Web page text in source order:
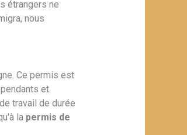
étrangers ne
nous
Ce permis est
et
travail de durée
la permis de